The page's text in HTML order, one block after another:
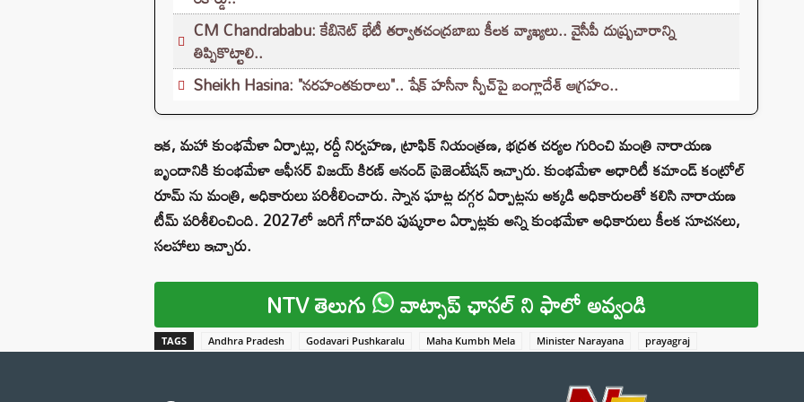
CM Chandrababu: కేబినెట్ భేటీ తర్వాతచంద్రబాబు కీలక వ్యాఖ్యలు.. వైసీపీ దుష్ప్రచారాన్ని
తిప్పికొట్టాలి..
Sheikh Hasina: "నరహంతకురాలు".. షేక్ హసీనా స్పీచ్‌పై బంగ్లాదేశ్ ఆగ్రహం..
ఇక, మహా కుంభమేళా ఏర్పాట్లు, రద్దీ నిర్వహణ, ట్రాఫిక్ నియంత్రణ, భద్రత చర్యల గురించి మంత్రి నారాయణ
బృందానికి కుంభమేళా ఆఫీసర్ విజయ్ కిరణ్ ఆనంద్ ప్రెజెంటేషన్ ఇచ్చారు. కుంభమేళా అధారిటీ కమాండ్ కంట్రోల్
రూమ్ ను మంత్రి, అధికారులు పరిశీలించారు. స్నాన ఘాట్ల దగ్గర ఏర్పాట్లను అక్కడి అధికారులతో కలిసి నారాయణ
టీమ్ పరిశీలించింది. 2027లో జరిగే గోదావరి పుష్కరాల ఏర్పాట్లకు అన్ని కుంభమేళా అధికారులు కీలక సూచనలు,
సలహాలు ఇచ్చారు.
NTV తెలుగు వాట్సాప్ ఛానల్ ని ఫాలో అవ్వండి
TAGS Andhra Pradesh Godavari Pushkaralu Maha Kumbh Mela Minister Narayana prayagraj